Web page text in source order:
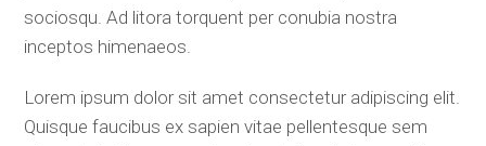
sociosqu. Ad litora torquent per conubia nostra
inceptos himenaeos.
Lorem ipsum dolor sit amet consectetur adipiscing elit.
Quisque faucibus ex sapien vitae pellentesque sem